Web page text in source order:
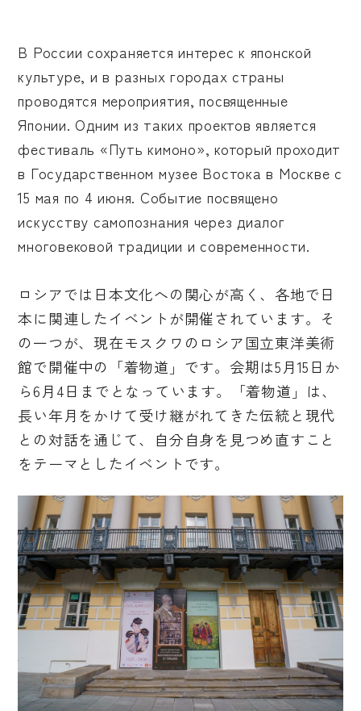
В России сохраняется интерес к японской
культуре, и в разных городах страны
проводятся мероприятия, посвященные
Японии. Одним из таких проектов является
фестиваль «Путь кимоно», который проходит
в Государственном музее Востока в Москве с
15 мая по 4 июня. Событие посвящено
искусству самопознания через диалог
многовековой традиции и современности.
ロシアでは日本文化への関心が高く、各地で日
本に関連したイベントが開催されています。そ
の一つが、現在モスクワのロシア国立東洋美術
館で開催中の「着物道」です。会期は5月15日か
ら6月4日までとなっています。「着物道」は、
長い年月をかけて受け継がれてきた伝統と現代
との対話を通じて、自分自身を見つめ直すこと
をテーマとしたイベントです。